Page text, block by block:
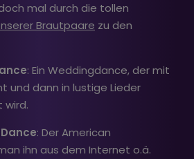
mal durch die tollen
Brautpaare zu den
: Ein Weddingdance, der mit
und dann in lustige Lieder
wird.
: Der American
ihn aus dem Internet o.ä.